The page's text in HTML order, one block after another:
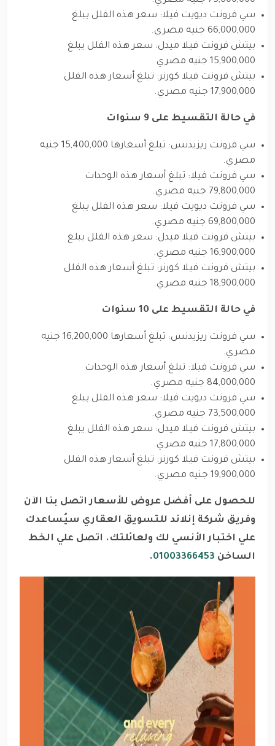
سي فرونت ديويت فيلا: سعر هذه الفلل يبلغ
66,000,000 جنيه مصري.
بيتش فرونت فيلا ميدل: سعر هذه الفلل يبلغ
15,900,000 جنيه مصري.
بيتش فرونت فيلا كورنر: تبلغ أسعار هذه الفلل
17,900,000 جنيه مصري.
في حالة التقسيط على 9 سنوات
سي فرونت ريزيدنس: تبلغ أسعارها 15,400,000 جنيه
مصري.
سي فرونت فيلا: تبلغ أسعار هذه الوحدات
79,800,000 جنيه مصري.
سي فرونت ديويت فيلا: سعر هذه الفلل يبلغ
69,800,000 جنيه مصري.
بيتش فرونت فيلا ميدل: سعر هذه الفلل يبلغ
16,900,000 جنيه مصري.
بيتش فرونت فيلا كورنر: تبلغ أسعار هذه الفلل
18,900,000 جنيه مصري.
في حالة التقسيط على 10 سنوات
سي فرونت ريزيدنس: تبلغ أسعارها 16,200,000 جنيه
مصري.
سي فرونت فيلا: تبلغ أسعار هذه الوحدات
84,000,000 جنيه مصري.
سي فرونت ديويت فيلا: سعر هذه الفلل يبلغ
73,500,000 جنيه مصري.
بيتش فرونت فيلا ميدل: سعر هذه الفلل يبلغ
17,800,000 جنيه مصري.
بيتش فرونت فيلا كورنر: تبلغ أسعار هذه الفلل
19,900,000 جنيه مصري.
للحصول على أفضل عروض للأسعار اتصل بنا الآن
وفريق شركة إنلاند للتسويق العقاري سيُساعدك
علي اختبار الأنسي لك ولعائلتك. اتصل علي الخط
الساخن 01003366453
.